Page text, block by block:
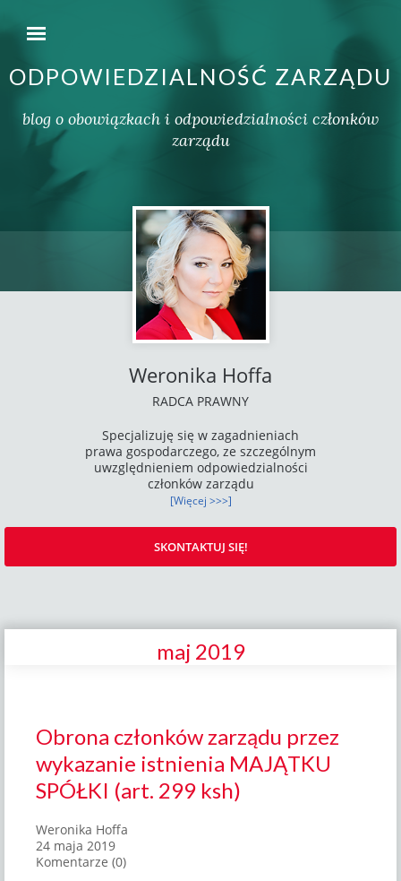
ODPOWIEDZIALNOŚĆ ZARZĄDU
blog o obowiązkach i odpowiedzialności członków
zarządu
Weronika Hoffa
RADCA PRAWNY
Specjalizuję się w zagadnieniach
prawa gospodarczego, ze szczególnym
uwzględnieniem odpowiedzialności
członków zarządu
[Więcej >>>]
SKONTAKTUJ SIĘ!
maj 2019
Obrona członków zarządu przez
wykazanie istnienia MAJĄTKU
SPÓŁKI (art. 299 ksh)
Weronika Hoffa
24 maja 2019
Komentarze (0)